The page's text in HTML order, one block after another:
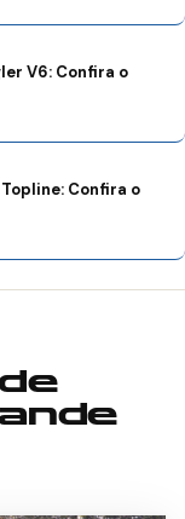
V6: Confira o
Confira o